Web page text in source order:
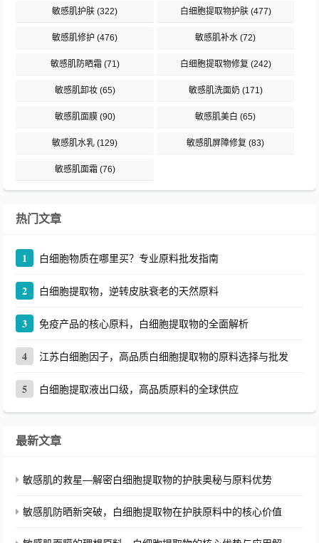
敏感肌护肤 (322) 白细胞提取物护肤(477)
敏感肌修护 (476) 敏感肌补水 (72)
敏感肌防晒霜(71) 白细胞提取物修复 (242)
敏感肌卸妆(65) 敏感肌洗面奶(171)
敏感肌面膜(90) 敏感肌美白 (65)
敏感肌水乳 (129) 敏感肌屏障修复 (83)
敏感肌面霜(76)
热门文章
1 白细胞物质在哪里买？专业原料批发指南
2 白细胞提取物，逆转皮肤衰老的天然原料
3 免疫产品的核心原料，白细胞提取物的全面解析
4 江苏白细胞因子，高品质白细胞提取物的原料选择与批发
5 白细胞提取液出口级，高品质原料的全球供应
最新文章
敏感肌的救星—解密白细胞提取物的护肤奥秘与原料优势
敏感肌防晒新突破，白细胞提取物在护肤原料中的核心价值